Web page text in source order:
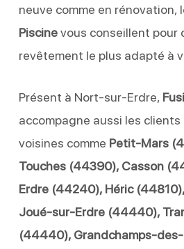
neuve comme en rénovation,
Piscinevous conseillent pour
revêtement le plus adapté à
Présent à Nort-sur-Erdre,
accompagne aussi les clients
voisines comme Petit-Mars
Touches (44390), Casson
Erdre (44240), Héric
Joué-sur-Erdre (44440),
(44440), Grandchamps-